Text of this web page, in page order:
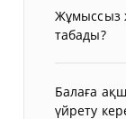
Жұмыссыз
табады?
Балаға
үйрету